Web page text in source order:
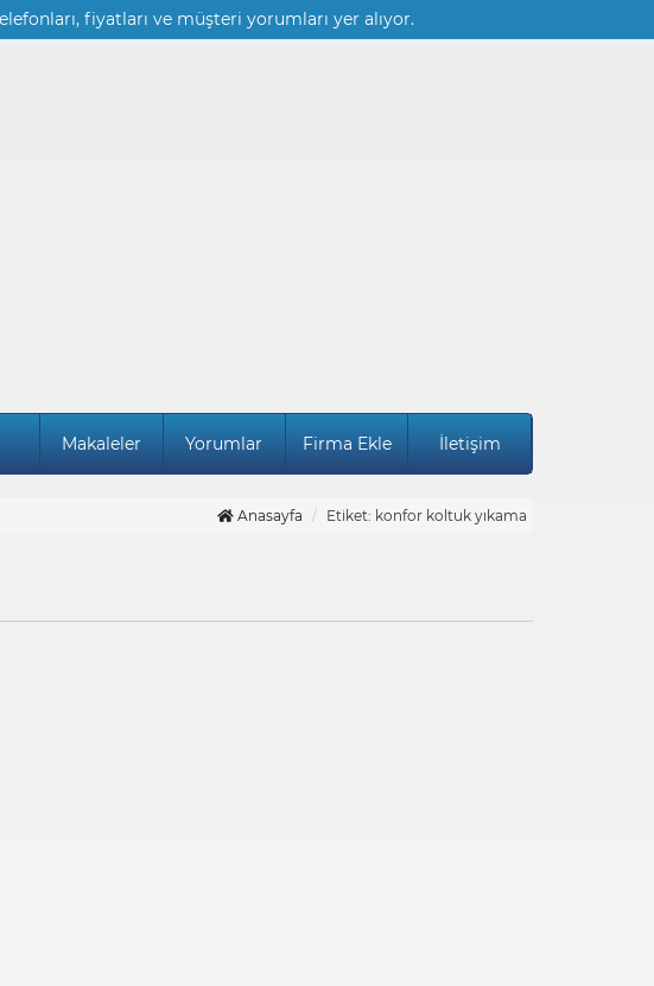
fiyatları ve müşteri yorumları yer alıyor.
Makaleler Yorumlar Firma Ekle İletişim
Anasayfa Etiket: konfor koltuk yıkama